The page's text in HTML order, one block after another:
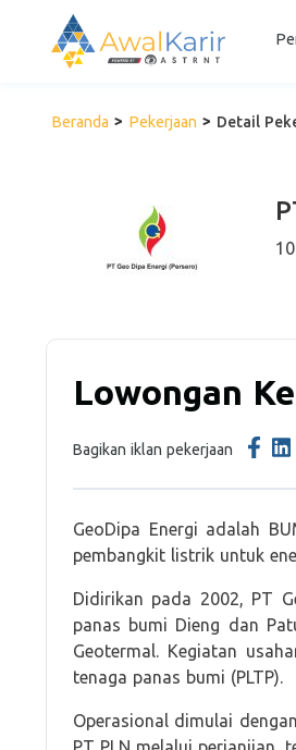
Beranda Pekerjaan Detail
Lowongan
Bagikan iklan pekerjaan
GeoDipa Energi adalah
pembangkit listrik untuk
Didirikan pada 2002, PT
panas bumi Dieng dan
Geotermal. Kegiatan
tenaga panas bumi (PLTP).
Operasional dimulai